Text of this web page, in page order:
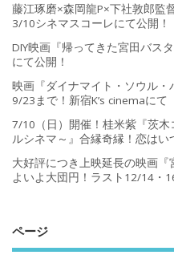
藤江琢磨×森岡龍P×下社敦郎監
3/10シネマスコーレにて公開！
DIY映画『帰ってきた宮田バス
にて公開！
映画『ダイナマイト・ソウル・
9/23まで！新宿K’s cinemaにて
7/10（日）開催！桂米紫『茨
ルシネマ～』合縁奇縁！恋はい
大好評につき上映延長の映画
よいよ大団円！ラスト12/14・
ページ